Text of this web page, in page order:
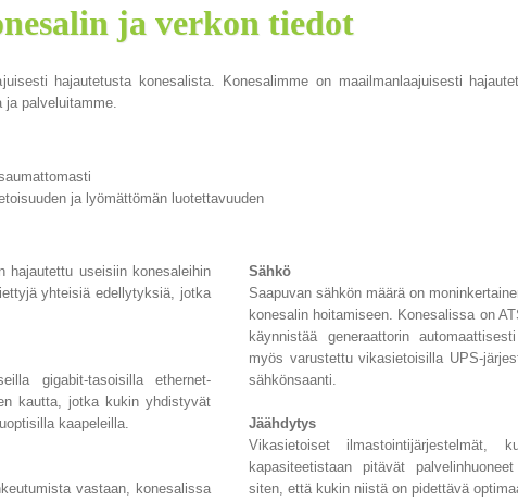
ja verkon tiedot
hajautetusta konesalista. Konesalimme on maailmanlaajuisesti
ja palveluitamme.
ja lyömättömän luotettavuuden
hajautettu useisiin konesaleihin
yhteisiä edellytyksiä, jotka
gigabit-tasoisilla ethernet-
kautta, jotka kukin yhdistyvät
kaapeleilla.
vastaan, konesalissa
Sähkö
Saapuvan sähkön määrä on
konesalin hoitamiseen. Konesalissa on
käynnistää generaattorin
myös varustettu vikasietoisilla UPS-
sähkönsaanti.
Jäähdytys
Vikasietoiset ilmastointijärjestelmät,
kapasiteetistaan pitävät
siten, että kukin niistä on pidettävä